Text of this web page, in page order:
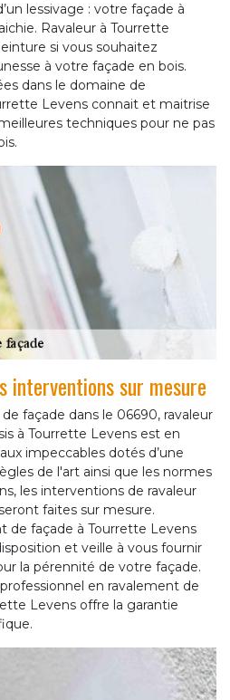
lessivage : votre façade à
Ravaleur à Tourrette
si vous souhaitez
à votre façade en bois.
dans le domaine de
Levens connait et maitrise
techniques pour ne pas
interventions sur mesure
façade dans le 06690, ravaleur
à Tourrette Levens est en
impeccables dotés d’une
de l'art ainsi que les normes
les interventions de ravaleur
faites sur mesure.
de façade à Tourrette Levens
et veille à vous fournir
la pérennité de votre façade.
en ravalement de
Levens offre la garantie